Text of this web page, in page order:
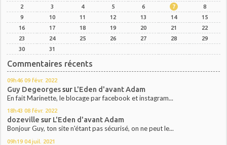
2
3 4 5 6 7
8
9
10 11 12 13 14
15
16
17 18 19 20 21
22
23
24 25 26 27 28
29
30
31
Commentaires récents
09h46 09 févr. 2022
Guy Degeorgessur L'Eden d'avant Adam
En fait Marinette, le blocage par facebook et instagram...
18h43 08 févr. 2022
dozeville sur L'Eden d'avant Adam
Bonjour Guy, ton site n'étant pas sécurisé, on ne peut le...
09h19 04 juil. 2021